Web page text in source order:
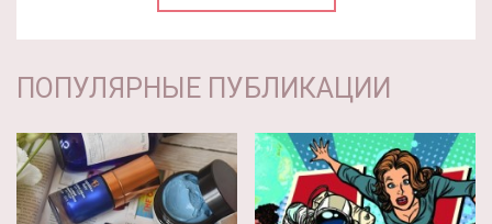
ПОПУЛЯРНЫЕ ПУБЛИКАЦИИ